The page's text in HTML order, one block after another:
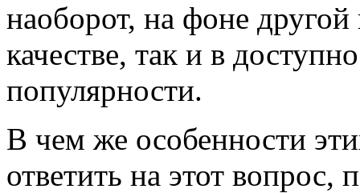
наоборот, на фоне
качестве, так и в
популярности.
В чем же особенности
ответить на этот